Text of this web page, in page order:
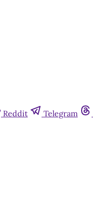
Reddit Telegram